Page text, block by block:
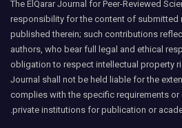
The ElQarar Journal for Peer-Reviewed
responsibility for the content of submitted
published therein; such contributions
authors, who bear full legal and ethical
obligation to respect intellectual property
Journal shall not be held liable for the
complies with the specific requirements
private institutions for publication or